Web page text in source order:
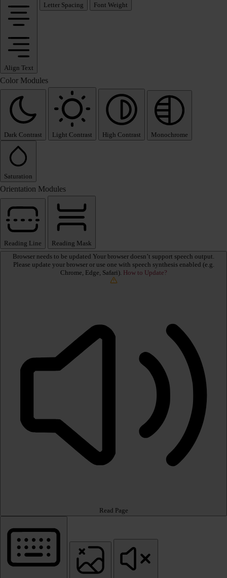
Align Text
Letter Spacing Font Weight
Color Modules
Dark Contrast Light Contrast High Contrast Monochrome
Saturation
Orientation Modules
Reading Line
Reading Mask
Browser needs to be updated Your browser doesn’t support speech output.
Please update your browser or use one with speech synthesis enabled (e.g.
Chrome, Edge, Safari). How to Update?
Read Page